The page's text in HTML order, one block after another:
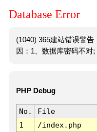
Database Error
(1040) 365建站错误警
因：1、数据库密码不对;
PHP Debug
No. File
1
/index.php